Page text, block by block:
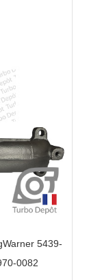
5439-
0082